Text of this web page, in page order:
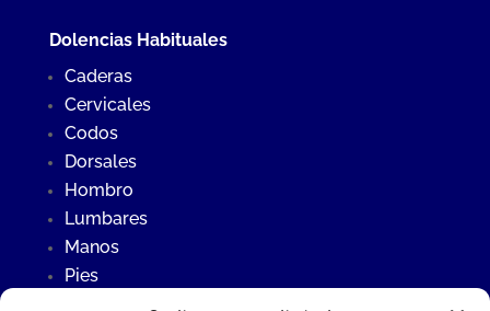
Dolencias Habituales
Caderas
Cervicales
Codos
Dorsales
Hombro
Lumbares
Manos
Pies